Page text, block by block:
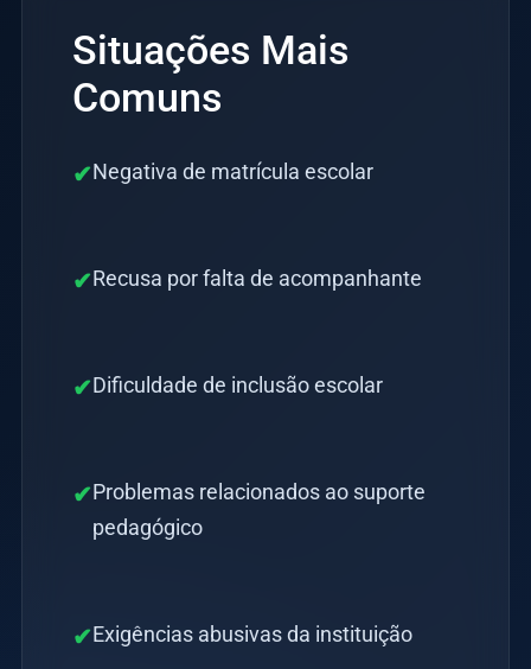
Situações Mais
Comuns
✔Negativa de matrícula escolar
✔Recusa por falta de acompanhante
✔Dificuldade de inclusão escolar
✔Problemas relacionados ao suporte
pedagógico
✔Exigências abusivas da instituição